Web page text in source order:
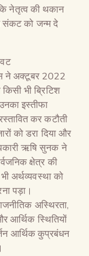
नेतृत्व की थकान
संकट को जन्म दे
ने अक्टूबर 2022
भी ब्रिटिश
इस्तीफा
कर कटौती
को डरा दिया और
ऋषि सुनक ने
क्षेत्र की
अर्थव्यवस्था को
पड़ा।
अस्थिरता,
आर्थिक स्थितियों
आर्थिक कुप्रबंधन